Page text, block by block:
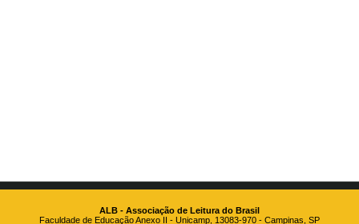
ALB - Associação de Leitura do Brasil
Faculdade de Educação Anexo II - Unicamp, 13083-970 - Campinas, SP